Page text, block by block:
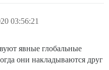
03:56:21
явные глобальные
они накладываются друг